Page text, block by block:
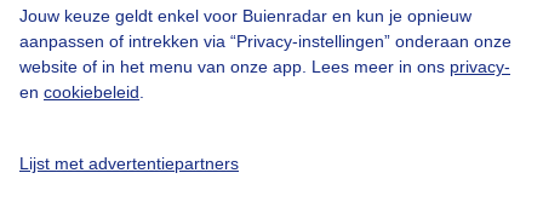
Jouw keuze geldt enkel voor Buienradar en kun je opnieuw
aanpassen of intrekken via “Privacy-instellingen” onderaan onze
website of in het menu van onze app. Lees meer in ons privacy-
en cookiebeleid
Lijst met advertentiepartners
Buienradar Team
Privacy beleid
Privacy instellingen